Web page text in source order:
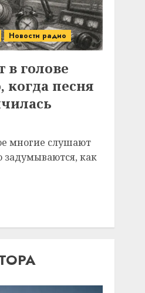
Новости радио
в голове
когда песня
многие слушают
как